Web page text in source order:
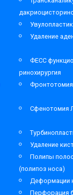
Удаление
ФЕСС
ринохирургия
Фронтотомия
Сфенотомия
Удаление
Полипы
(полипоз носа)
Деформации
Перфорация